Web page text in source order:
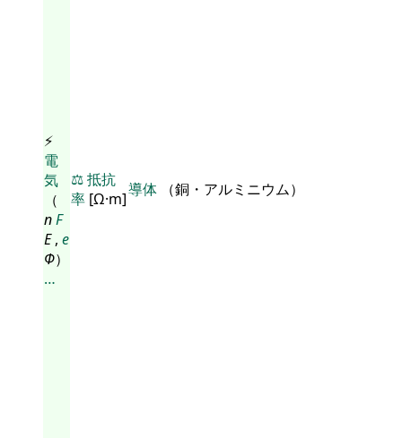
⚡
電
気
（
nF
E, e
Φ）
…
⚖️抵抗
率 [Ω·m]導体 （銅・アルミニウム）